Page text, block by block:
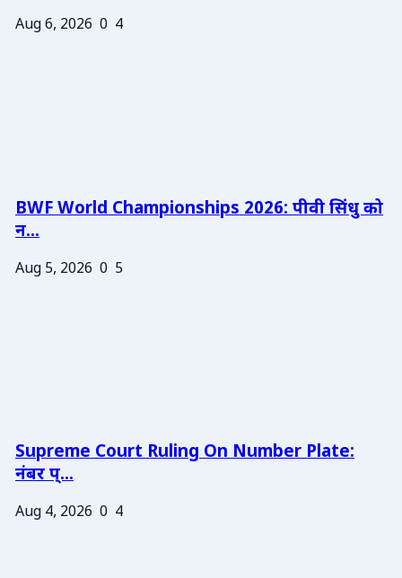
Aug 6, 2026 0 4
BWF World Championships 2026: पीवी सिंधु को
न...
Aug 5, 2026 0 5
Supreme Court Ruling On Number Plate:
नंबर प्...
Aug 4, 2026 0 4